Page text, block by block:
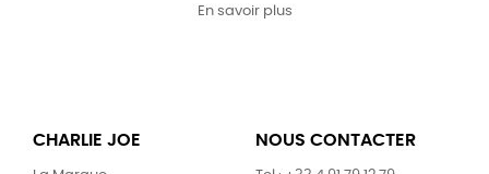
En savoir plus
CHARLIE JOE NOUS CONTACTER